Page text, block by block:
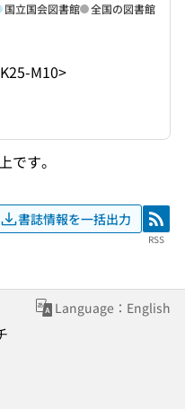
M10>
国立国会図書館 全国の図書館
です。
書誌情報を一括出力 RSS
RSS
Language：English